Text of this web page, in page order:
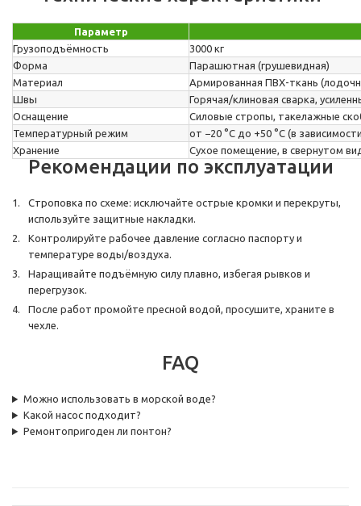
Параметр
Грузоподъёмность
3000 кг
Форма
Парашютная (грушевидная)
Материал
Армированная ПВХ-ткань
Швы
Горячая/клиновая сварка,
Оснащение
Силовые стропы, такелажные
Температурный режим
от −20 °C до +50 °C (в
Хранение
Сухое помещение, в свернутом
Рекомендации по эксплуатации
Строповка по схеме: исключайте острые кромки и перекруты,
используйте защитные накладки.
Контролируйте рабочее давление согласно паспорту и
температуре воды/воздуха.
Наращивайте подъёмную силу плавно, избегая рывков и
перегрузок.
После работ промойте пресной водой, просушите, храните в
чехле.
FAQ
Можно использовать в морской воде?
Какой насос подходит?
Ремонтопригоден ли понтон?